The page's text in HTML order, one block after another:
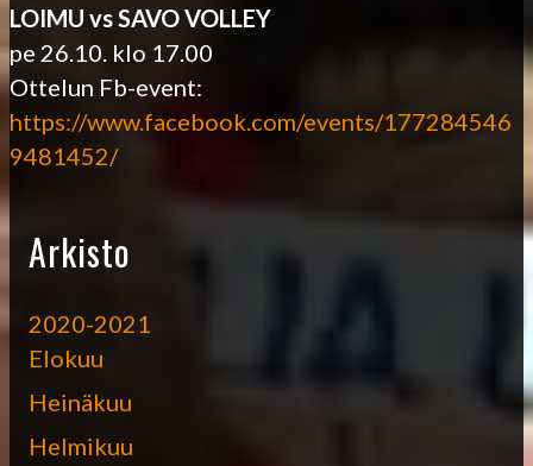
LOIMU vs SAVO VOLLEY
pe 26.10. klo 17.00
Ottelun Fb-event:
https://www.facebook.com/events/177284546
9481452/
Arkisto
2020-2021
Elokuu
Heinäkuu
Helmikuu